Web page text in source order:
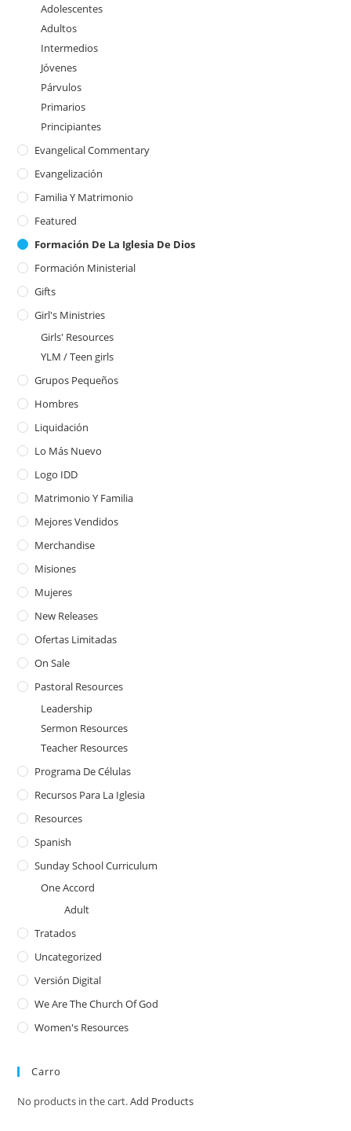
Adolescentes
Adultos
Intermedios
Jóvenes
Párvulos
Primarios
Principiantes
Evangelical Commentary
Evangelización
Familia Y Matrimonio
Featured
Formación De La Iglesia De Dios
Formación Ministerial
Gifts
Girl's Ministries
Girls' Resources
YLM / Teen girls
Grupos Pequeños
Hombres
Liquidación
Lo Más Nuevo
Logo IDD
Matrimonio Y Familia
Mejores Vendidos
Merchandise
Misiones
Mujeres
New Releases
Ofertas Limitadas
On Sale
Pastoral Resources
Leadership
Sermon Resources
Teacher Resources
Programa De Células
Recursos Para La Iglesia
Resources
Spanish
Sunday School Curriculum
One Accord
Adult
Tratados
Uncategorized
Versión Digital
We Are The Church Of God
Women's Resources
Carro
No products in the cart.Add Products